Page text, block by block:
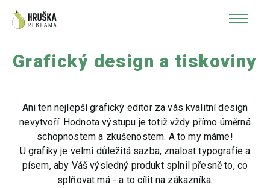
Grafický design a tiskoviny
Ani ten nejlepší grafický editor za vás kvalitní design
nevytvoří. Hodnota výstupu je totiž vždy přímo úměrná
schopnostem a zkušenostem. A to my máme!
U grafiky je velmi důležitá sazba, znalost typografie a
písem, aby Váš výsledný produkt splnil přesně to, co
splňovat má - a to cílit na zákazníka.